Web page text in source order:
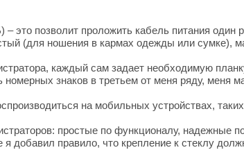
это позволит проложить кабель питания
(для ношения в кармах одежды или сумке),
каждый сам задает необходимую
знаков в третьем от меня ряду, меня
на мобильных устройствах,
простые по функционалу, надежные
добавил правило, что крепление к стеклу